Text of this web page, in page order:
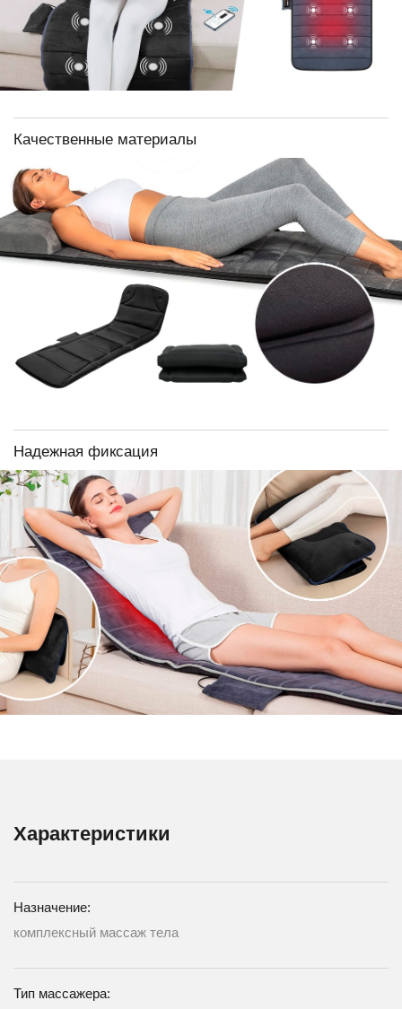
Качественные материалы
Надежная фиксация
Характеристики
Назначение:
комплексный массаж тела
Тип массажера: